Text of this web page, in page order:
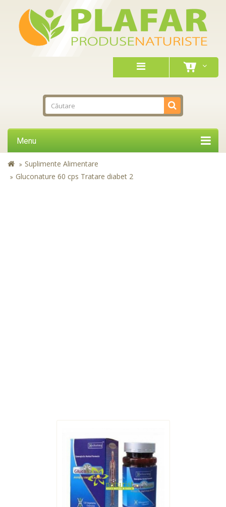
Menu
Suplimente Alimentare
Gluconature 60 cps Tratare diabet 2